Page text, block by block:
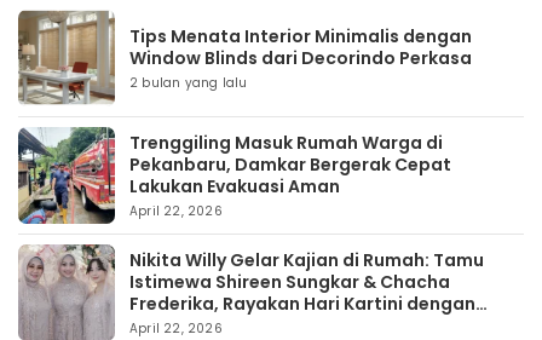
Tips Menata Interior Minimalis dengan
Window Blinds dari Decorindo Perkasa
2 bulan yang lalu
Trenggiling Masuk Rumah Warga di
Pekanbaru, Damkar Bergerak Cepat
Lakukan Evakuasi Aman
April 22, 2026
Nikita Willy Gelar Kajian di Rumah: Tamu
Istimewa Shireen Sungkar & Chacha
Frederika, Rayakan Hari Kartini dengan
Kehangatan
April 22, 2026